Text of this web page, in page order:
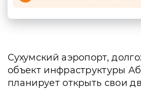
Сухумский аэропорт,
объект инфраструктуры
планирует открыть свои